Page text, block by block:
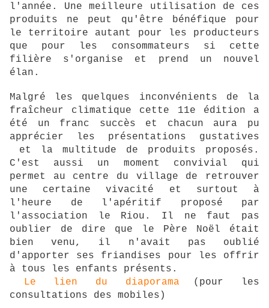
l'année. Une meilleure utilisation de ces
produits ne peut qu'être bénéfique pour
le territoire autant pour les producteurs
que pour les consommateurs si cette
filière s'organise et prend un nouvel
élan.
Malgré les quelques inconvénients de la
fraîcheur climatique cette 11e édition a
été un franc succès et chacun aura pu
apprécier les présentations gustatives
et la multitude de produits proposés.
C'est aussi un moment convivial qui
permet au centre du village de retrouver
une certaine vivacité et surtout à
l'heure de l'apéritif proposé par
l'association le Riou. Il ne faut pas
oublier de dire que le Père Noël était
bien venu, il n'avait pas oublié
d'apporter ses friandises pour les offrir
à tous les enfants présents.
Le lien du diaporama
(pour les
consultations des mobiles)